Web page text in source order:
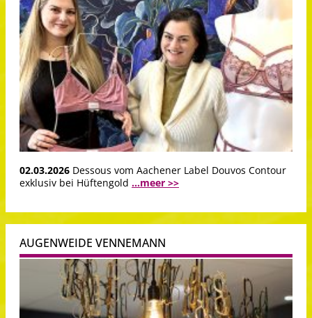
02.03.2026 Dessous vom Aachener Label Douvos Contour
exklusiv bei Hüftengold ...meer >>
AUGENWEIDE VENNEMANN